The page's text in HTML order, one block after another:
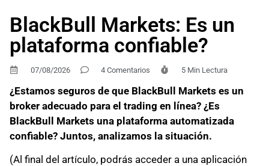
BlackBull Markets: Es un
plataforma confiable?
07/08/2026 4 Comentarios 5 Min Lectura
¿Estamos seguros de que BlackBull Markets es un
broker adecuado para el trading en línea? ¿Es
BlackBull Markets una plataforma automatizada
confiable? Juntos, analizamos la situación.
(Al final del artículo, podrás acceder a una aplicación